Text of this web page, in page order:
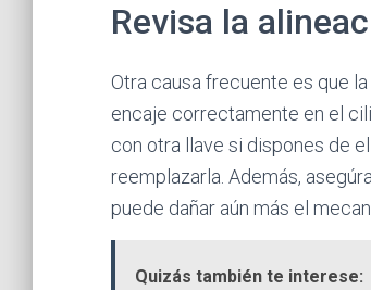
Revisa la
Otra causa frecuente es que
encaje correctamente en el
con otra llave si dispones de
reemplazarla. Además,
puede dañar aún más el
Quizás también te interese: